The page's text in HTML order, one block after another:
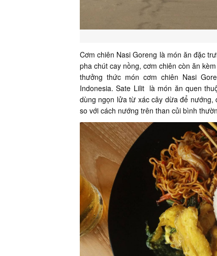
Cơm chiên Nasi Goreng là món ăn đặc
pha chút cay nồng, cơm chiên còn ăn
thưởng thức món cơm chiên Nasi
Indonesia. Sate Lilit là món ăn quen
dùng ngọn lửa từ xác cây dừa để nướng,
so với cách nướng trên than củi bình